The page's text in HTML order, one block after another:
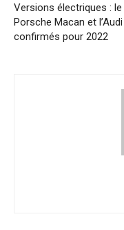
Versions électriques : le
Porsche Macan et
confirmés pour 2022